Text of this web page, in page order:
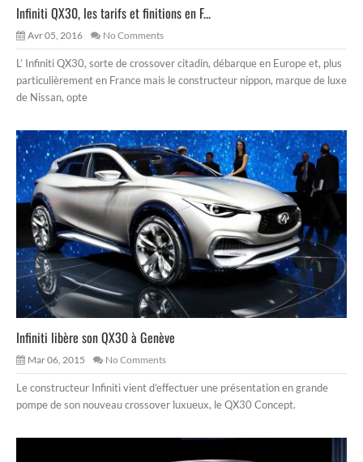
Infiniti QX30, les tarifs et finitions en F...
Avr 05, 2016 No Comments
L’ Infiniti QX30, sorte de crossover citadin, débarque en Europe et, plus
particulièrement en France mais le constructeur nippon, marque de luxe
de Nissan, opte
Infiniti libère son QX30 à Genève
Mar 06, 2015 No Comments
Le constructeur Infiniti vient d’effectuer une présentation en grande
pompe de son nouveau crossover luxueux, le QX30 Concept.